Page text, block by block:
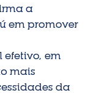
a
em promover
em
mais
da